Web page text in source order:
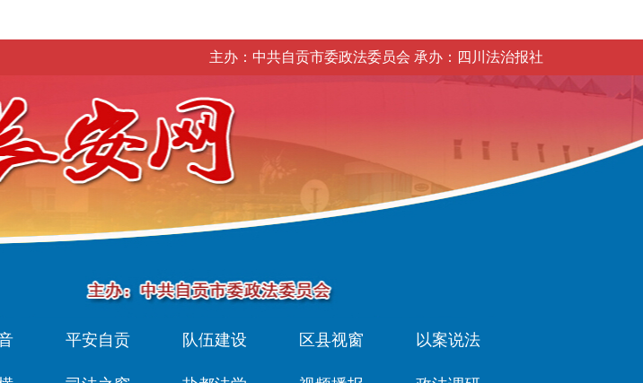
主办：中共自贡市委政法委员会 承办：四川法治报社
平安自贡 队伍建设 区县视窗 以案说法